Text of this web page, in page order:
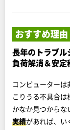
おすすめ理由
長年のトラブル
負荷解消＆安
コンピューター
こりうる不具合
かなか見つからな
実績があれば、い